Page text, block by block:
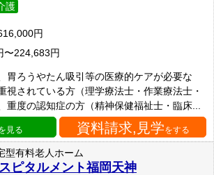
護
円
〜224,683円
胃ろうやたん吸引等の医療的ケアが必要な
視されている方（理学療法士・作業療法士・
重度の認知症の方（精神保健福祉士・臨床...
見る 資料請求,見学をする
型有料老人ホーム
ピタルメント福岡天神